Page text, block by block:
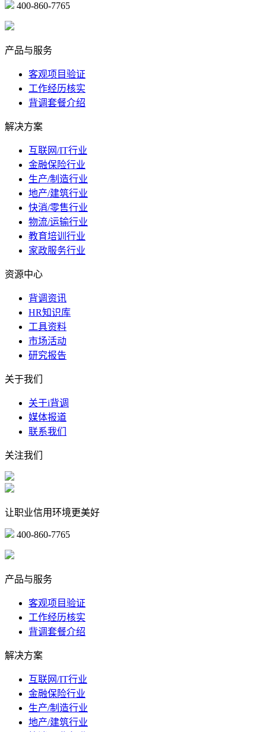
400-860-7765
产品与服务
客观项目验证
工作经历核实
背调套餐介绍
解决方案
互联网/IT行业
金融保险行业
生产/制造行业
地产/建筑行业
快消/零售行业
物流/运输行业
教育培训行业
家政服务行业
资源中心
背调资讯
HR知识库
工具资料
市场活动
研究报告
关于我们
关于i背调
媒体报道
联系我们
关注我们
让职业信用环境更美好
400-860-7765
产品与服务
客观项目验证
工作经历核实
背调套餐介绍
解决方案
互联网/IT行业
金融保险行业
生产/制造行业
地产/建筑行业